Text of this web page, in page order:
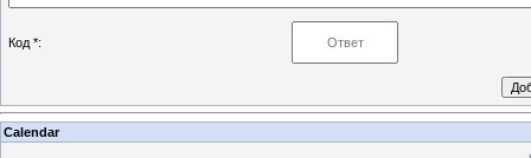
Код *:
Calendar